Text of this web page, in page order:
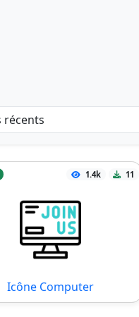
1.4k 11
Icône Computer